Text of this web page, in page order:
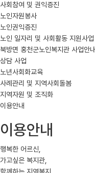
사회참여 및 권익증진
노인자원봉사
노인권익증진
노인 일자리 및 사회활동 지원사업
북방면 홍천군노인복지관 사업안내
상담 사업
노년사회화교육
사례관리 및 지역사회돌봄
지역자원 및 조직화
이용안내
이용안내
행복한 어르신,
가고싶은 복지관,